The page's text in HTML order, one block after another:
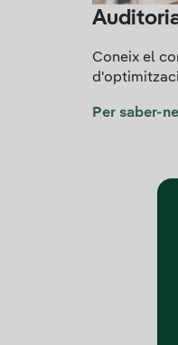
Coneix el
Per saber-